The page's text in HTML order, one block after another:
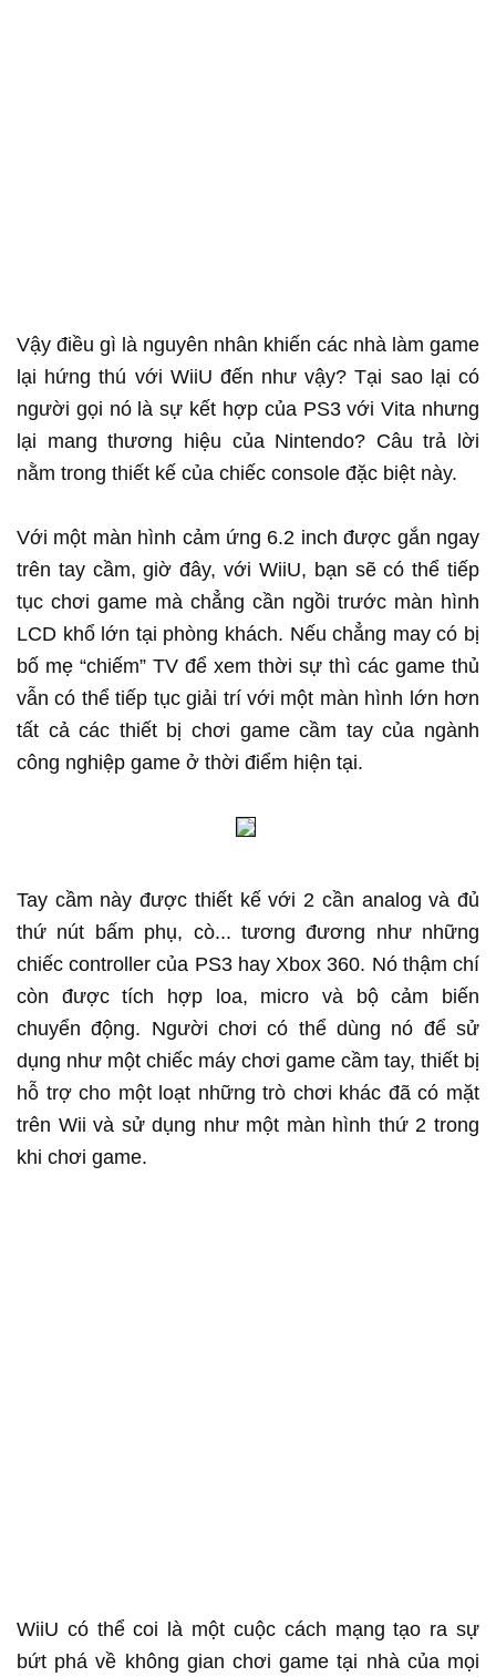
Vậy điều gì là nguyên nhân khiến các nhà làm game
lại hứng thú với WiiU đến như vậy? Tại sao lại có
người gọi nó là sự kết hợp của PS3 với Vita nhưng
lại mang thương hiệu của Nintendo? Câu trả lời
nằm trong thiết kế của chiếc console đặc biệt này.
Với một màn hình cảm ứng 6.2 inch được gắn ngay
trên tay cầm, giờ đây, với WiiU, bạn sẽ có thể tiếp
tục chơi game mà chẳng cần ngồi trước màn hình
LCD khổ lớn tại phòng khách. Nếu chẳng may có bị
bố mẹ “chiếm” TV để xem thời sự thì các game thủ
vẫn có thể tiếp tục giải trí với một màn hình lớn hơn
tất cả các thiết bị chơi game cầm tay của ngành
công nghiệp game ở thời điểm hiện tại.
Tay cầm này được thiết kế với 2 cần analog và đủ
thứ nút bấm phụ, cò... tương đương như những
chiếc controller của PS3 hay Xbox 360. Nó thậm chí
còn được tích hợp loa, micro và bộ cảm biến
chuyển động. Người chơi có thể dùng nó để sử
dụng như một chiếc máy chơi game cầm tay, thiết bị
hỗ trợ cho một loạt những trò chơi khác đã có mặt
trên Wii và sử dụng như một màn hình thứ 2 trong
khi chơi game.
WiiU có thể coi là một cuộc cách mạng tạo ra sự
bứt phá về không gian chơi game tại nhà của mọi